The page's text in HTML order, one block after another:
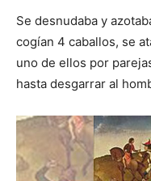
Se desnudaba y
cogían 4 caballos, se
uno de ellos por
hasta desgarrar al